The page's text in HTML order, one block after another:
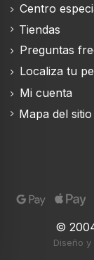
215 min
24 h
Índice de
Centro
Tiendas
Preguntas
Localiza tu
Mi cuenta
Mapa del sitio
©
Diseño